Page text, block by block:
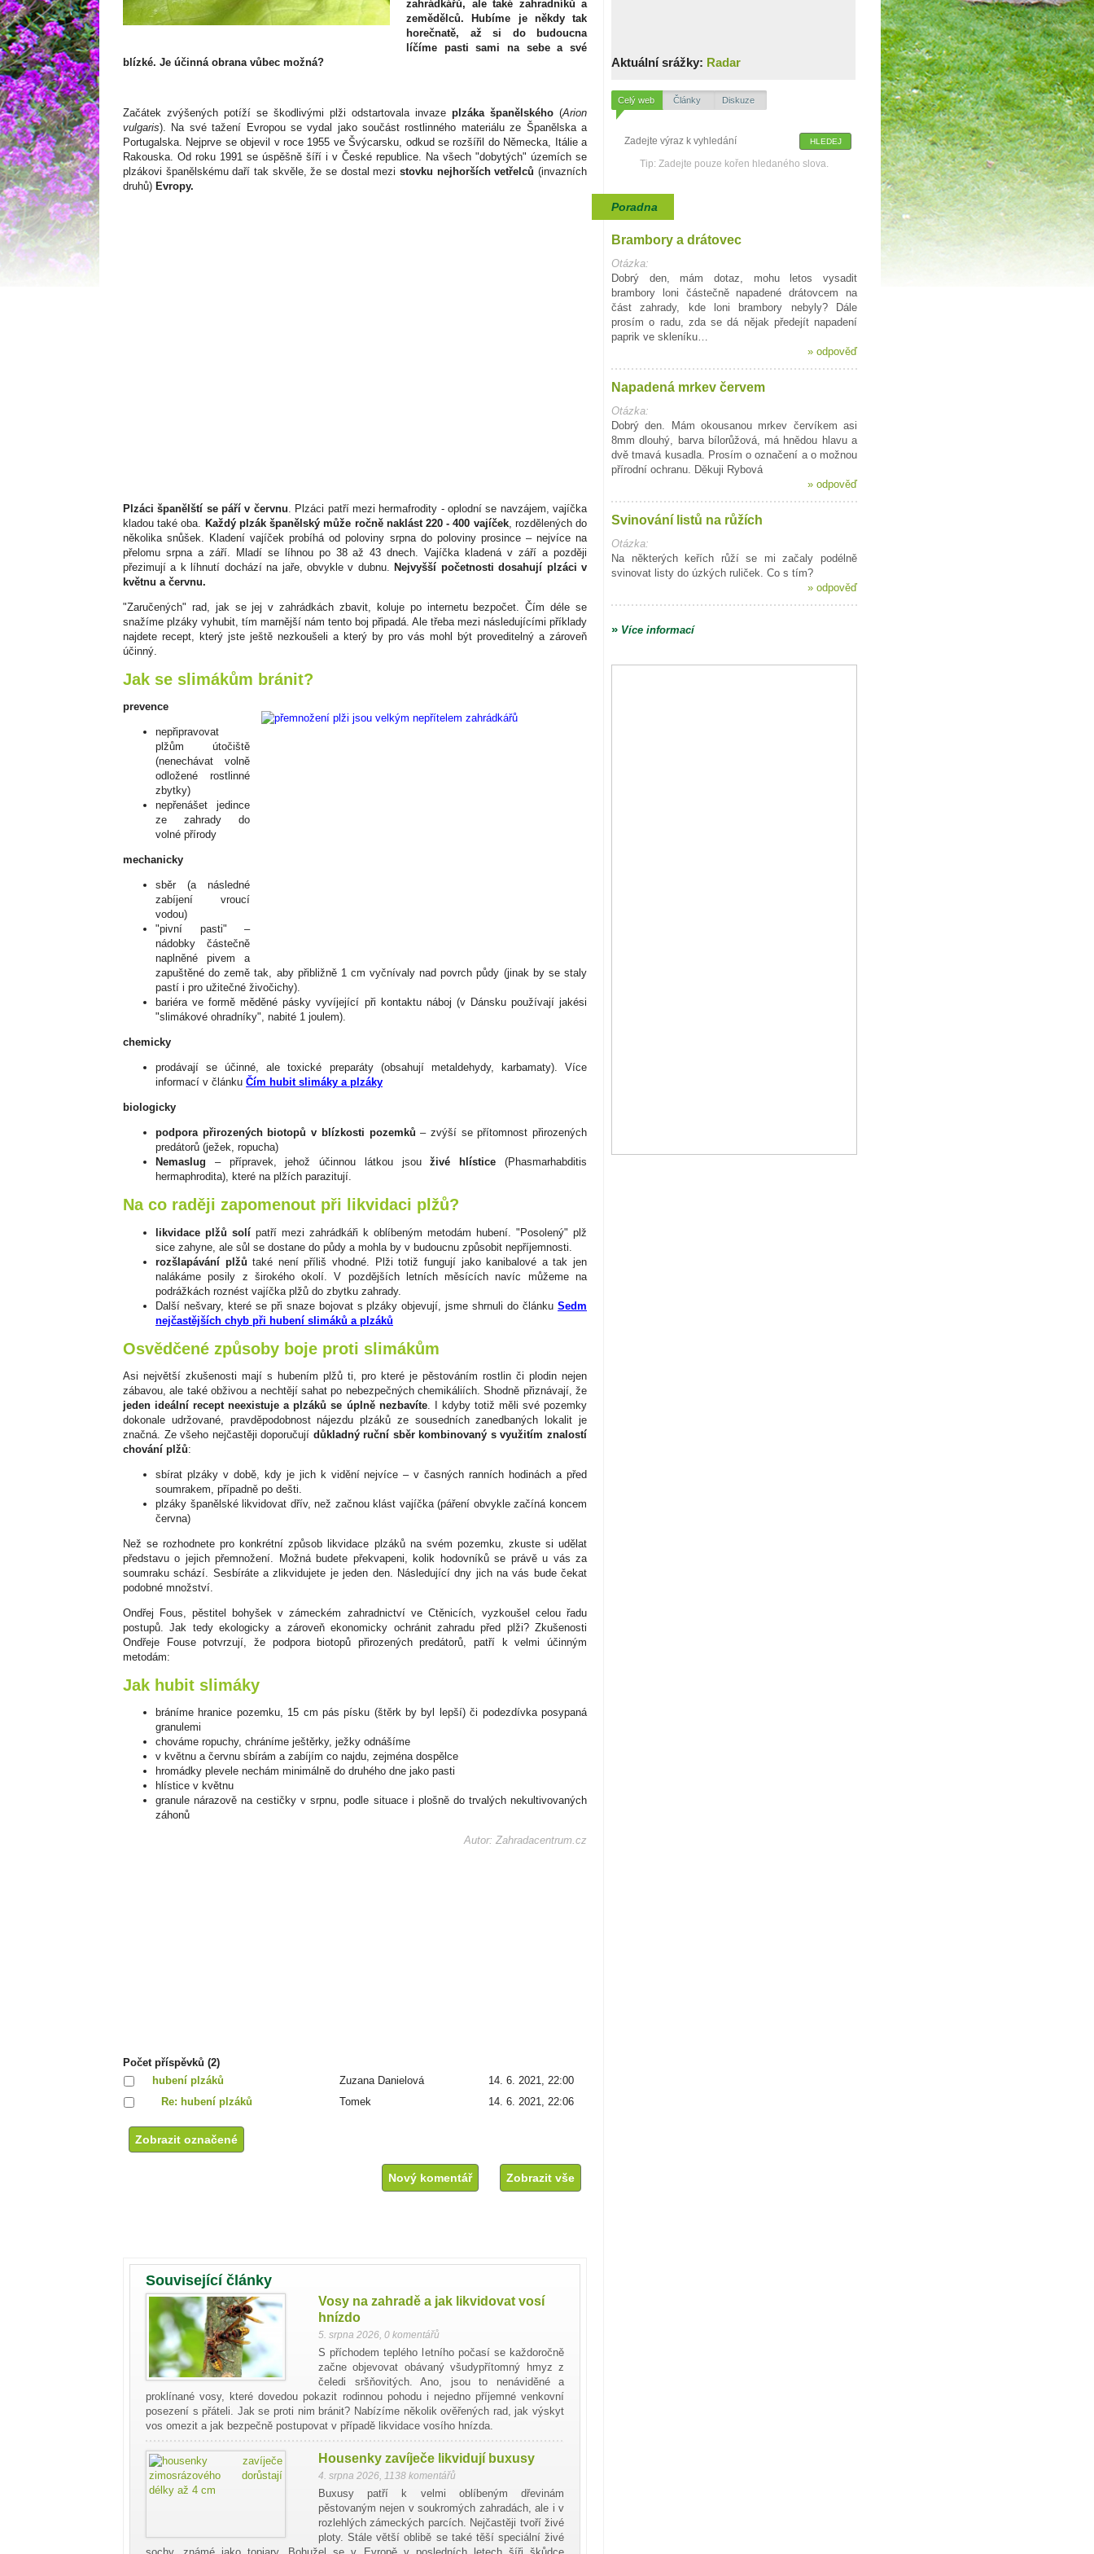
zahrádkářů, ale také zahradníků a
zemědělců. Hubíme je někdy tak
horečnatě, až si do budoucna
líčíme pasti sami na sebe a své
blízké. Je účinná obrana vůbec možná?
Začátek zvýšených potíží se škodlivými plži odstartovala invaze plzáka španělského (Arion
vulgaris). Na své tažení Evropou se vydal jako součást rostlinného materiálu ze Španělska a
Portugalska. Nejprve se objevil v roce 1955 ve Švýcarsku, odkud se rozšířil do Německa, Itálie a
Rakouska. Od roku 1991 se úspěšně šíří i v České republice. Na všech "dobytých" územích se
plzákovi španělskému daří tak skvěle, že se dostal mezi stovku nejhorších vetřelců (invazních
druhů) Evropy.
Plzáci španělští se páří v červnu . Plzáci patří mezi hermafrodity - oplodní se navzájem, vajíčka
kladou také oba.
Každý plzák španělský může ročně naklást 220 - 400 vajíček, rozdělených do
několika snůšek. Kladení vajíček probíhá od poloviny srpna do poloviny prosince – nejvíce na
přelomu srpna a září. Mladí se líhnou po 38 až 43 dnech. Vajíčka kladená v září a později
přezimují a k líhnutí dochází na jaře, obvykle v dubnu.
Nejvyšší početnosti dosahují plzáci v
květnu a červnu.
"Zaručených" rad, jak se jej v zahrádkách zbavit, koluje po internetu bezpočet. Čím déle se
snažíme plzáky vyhubit, tím marnější nám tento boj připadá. Ale třeba mezi následujícími příklady
najdete recept, který jste ještě nezkoušeli a který by pro vás mohl být proveditelný a zároveň
účinný.
Jak se slimákům bránit?
prevence
nepřipravovat
plžům útočiště
(nenechávat volně
odložené rostlinné
zbytky)
nepřenášet jedince
ze zahrady do
volné přírody
mechanicky
sběr (a následné
zabíjení vroucí
vodou)
"pivní pasti" –
nádobky částečně
naplněné pivem a
zapuštěné do země tak, aby přibližně 1 cm vyčnívaly nad povrch půdy (jinak by se staly
pastí i pro užitečné živočichy).
bariéra ve formě měděné pásky vyvíjející při kontaktu náboj (v Dánsku používají jakési
"slimákové ohradníky", nabité 1 joulem).
chemicky
prodávají se účinné, ale toxické preparáty (obsahují metaldehydy, karbamaty). Více
informací v článku Čím hubit slimáky a plzáky
biologicky
podpora přirozených biotopů v blízkosti pozemků – zvýší se přítomnost přirozených
predátorů (ježek, ropucha)
Nemaslug – přípravek, jehož účinnou látkou jsouživé hlístice (Phasmarhabditis
hermaphrodita), které na plžích parazitují.
Na co raději zapomenout při likvidaci plžů?
likvidace plžů solí patří mezi zahrádkáři k oblíbeným metodám hubení. "Posolený" plž
sice zahyne, ale sůl se dostane do půdy a mohla by v budoucnu způsobit nepříjemnosti.
rozšlapávání plžů také není příliš vhodné. Plži totiž fungují jako kanibalové a tak jen
nalákáme posily z širokého okolí. V pozdějších letních měsících navíc můžeme na
podrážkách roznést vajíčka plžů do zbytku zahrady.
Další nešvary, které se při snaze bojovat s plzáky objevují, jsme shrnuli do článku Sedm
nejčastějších chyb při hubení slimáků a plzáků
Osvědčené způsoby boje proti slimákům
Asi největší zkušenosti mají s hubením plžů ti, pro které je pěstováním rostlin či plodin nejen
zábavou, ale také obživou a nechtějí sahat po nebezpečných chemikáliích. Shodně přiznávají, že
jeden ideální recept neexistuje a plzáků se úplně nezbavíte. I kdyby totiž měli své pozemky
dokonale udržované, pravděpodobnost nájezdu plzáků ze sousedních zanedbaných lokalit je
značná. Ze všeho nejčastěji doporučují důkladný ruční sběr kombinovaný s využitím znalostí
chování plžů:
sbírat plzáky v době, kdy je jich k vidění nejvíce – v časných ranních hodinách a před
soumrakem, případně po dešti.
plzáky španělské likvidovat dřív, než začnou klást vajíčka (páření obvykle začíná koncem
června)
Než se rozhodnete pro konkrétní způsob likvidace plzáků na svém pozemku, zkuste si udělat
představu o jejich přemnožení. Možná budete překvapeni, kolik hodovníků se právě u vás za
soumraku schází. Sesbíráte a zlikvidujete je jeden den. Následující dny jich na vás bude čekat
podobné množství.
Ondřej Fous, pěstitel bohyšek v zámeckém zahradnictví ve Ctěnicích, vyzkoušel celou řadu
postupů. Jak tedy ekologicky a zároveň ekonomicky ochránit zahradu před plži? Zkušenosti
Ondřeje Fouse potvrzují, že podpora biotopů přirozených predátorů, patří k velmi účinným
metodám:
Jak hubit slimáky
bráníme hranice pozemku, 15 cm pás písku (štěrk by byl lepší) či podezdívka posypaná
granulemi
chováme ropuchy, chráníme ještěrky, ježky odnášíme
v květnu a červnu sbírám a zabíjím co najdu, zejména dospělce
hromádky plevele nechám minimálně do druhého dne jako pasti
hlístice v květnu
granule nárazově na cestičky v srpnu, podle situace i plošně do trvalých nekultivovaných
záhonů
Autor: Zahradacentrum.cz
Počet příspěvků (2)
hubení plzáků
Zuzana Danielová
14. 6. 2021, 22:00
Re: hubení plzáků
Tomek 14. 6. 2021, 22:06
Nový komentář Zobrazit vše
Související články
Vosy na zahradě a jak likvidovat vosí
hnízdo
5. srpna 2026, 0 komentářů
S příchodem teplého letního počasí se každoročně
začne objevovat obávaný všudypřítomný hmyz z
čeledi sršňovitých. Ano, jsou to nenáviděné a
proklínané vosy, které dovedou pokazit rodinnou pohodu i nejedno příjemné venkovní
posezení s přáteli. Jak se proti nim bránit? Nabízíme několik ověřených rad, jak výskyt
vos omezit a jak bezpečně postupovat v případě likvidace vosího hnízda.
Housenky zavíječe likvidují buxusy
4. srpna 2026, 1138 komentářů
Buxusy patří k velmi oblíbeným dřevinám
pěstovaným nejen v soukromých zahradách, ale i v
rozlehlých zámeckých parcích. Nejčastěji tvoří živé
ploty. Stále větší oblibě se také těší speciální živé
Aktuální srážky: Radar
Celý web Články Diskuze
Tip: Zadejte pouze kořen hledaného slova.
Poradna
Brambory a drátovec
Otázka:
Dobrý den, mám dotaz, mohu letos vysadit
brambory loni částečně napadené drátovcem na
část zahrady, kde loni brambory nebyly? Dále
prosím o radu, zda se dá nějak předejít napadení
paprik ve skleníku…
» odpověď
Napadená mrkev červem
Otázka:
Dobrý den. Mám okousanou mrkev červíkem asi
8mm dlouhý, barva bílorůžová, má hnědou hlavu a
dvě tmavá kusadla. Prosím o označení a o možnou
přírodní ochranu. Děkuji Rybová
» odpověď
Svinování listů na růžích
Otázka:
Na některých keřích růží se mi začaly podélně
svinovat listy do úzkých ruliček. Co s tím?
» odpověď
» Více informací